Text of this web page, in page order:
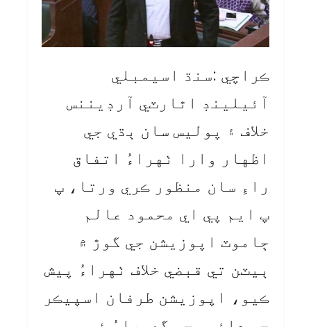
ڪراچي :سنڌ اسيمبلي
آئيلينڊ اٿارٽي آرڊيننس
خلاف ۽ پوليس سان ٻڌي جي
اظهار وارا ٺهراءُ اتفاق
راءِ سان منظور ڪري ورتا، پ
پ ايم پي اي محمود عالم
ڄاموٽ اپوزيشن جي گوڙ ۾
ٻيٽن تي قبضي خلاف ٺهراءُ پيش
ڪيو، اپوزيشن طرفان اسپيڪر